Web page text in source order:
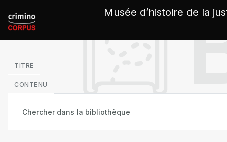
Musée d’histoire de la
TITRE
CONTENU
Panneau de gestion des cookies